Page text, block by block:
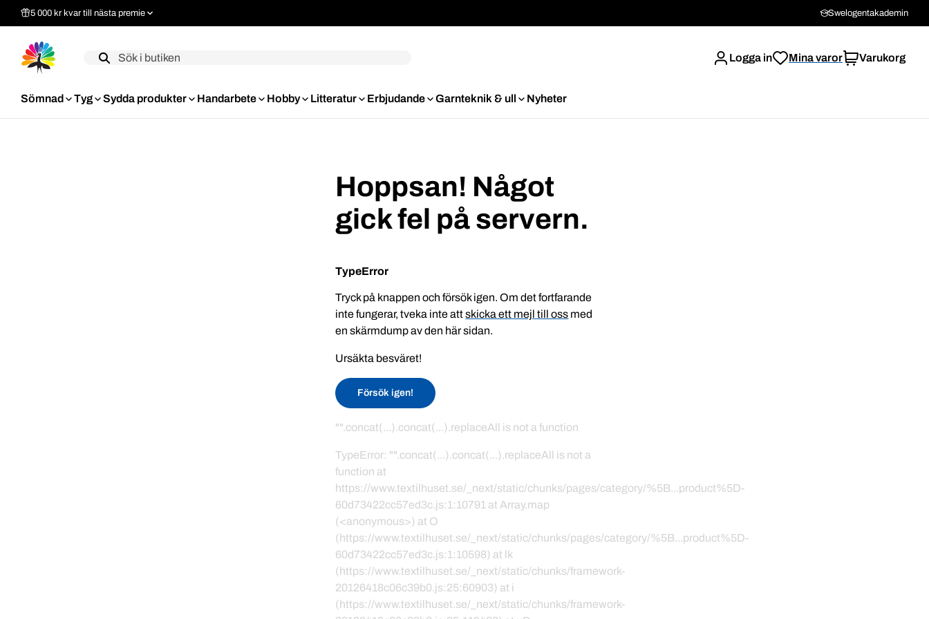
5 000 kr kvar till nästa premie Swelogentakademin
Label Logga in Mina varor Varukorg
Sömnad Tyg Sydda produkter Handarbete Hobby Litteratur Erbjudande Garnteknik & ull Nyheter
Hoppsan! Något
gick fel på servern.
TypeError
Tryck på knappen och försök igen. Om det fortfarande
inte fungerar, tveka inte attskicka ett mejl till oss med
en skärmdump av den här sidan.
Ursäkta besväret!
Försök igen!
"".concat(...).concat(...).replaceAll is not a function
TypeError: "".concat(...).concat(...).replaceAll is not a
function at
https://www.textilhuset.se/_next/static/chunks/pages/category/%5B...product%5D-
60d73422cc57ed3c.js:1:10791 at Array.map
(<anonymous>) at O
(https://www.textilhuset.se/_next/static/chunks/pages/category/%5B...product%5D-
60d73422cc57ed3c.js:1:10598) at lk
(https://www.textilhuset.se/_next/static/chunks/framework-
20126418c06c39b0.js:25:60903) at i
(https://www.textilhuset.se/_next/static/chunks/framework-